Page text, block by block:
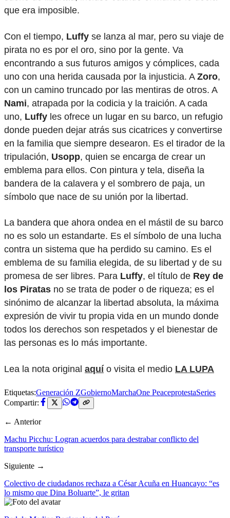
que era imposible.
Con el tiempo, Luffy se lanza al mar, pero su viaje de
pirata no es por el oro, sino por la gente. Va
encontrando a sus futuros amigos y cómplices, cada
uno con una herida causada por la injusticia. A Zoro,
con un camino truncado por las mentiras de otros. A
Nami, atrapada por la codicia y la traición. A cada
uno, Luffy les ofrece un lugar en su barco, un refugio
donde pueden dejar atrás sus cicatrices y convertirse
en la familia que siempre desearon. Es el tirador de la
tripulación, Usopp, quien se encarga de crear un
emblema para ellos. Con pintura y tela, diseña la
bandera de la calavera y el sombrero de paja, un
símbolo que nace de su unión por la libertad.
La bandera que ahora ondea en el mástil de su barco
no es solo un estandarte. Es el símbolo de una lucha
contra un sistema que ha perdido su camino. Es el
emblema de su familia elegida, de su libertad y de su
promesa de ser libres. Para Luffy, el título de Rey de
los Piratas no se trata de poder o de riqueza; es el
sinónimo de alcanzar la libertad absoluta, la máxima
expresión de vivir tu propia vida en un mundo donde
todos los derechos son respetados y el bienestar de
las personas es lo más importante.
Lea la nota original aquío visita el medio LA LUPA
Etiquetas:Generación ZGobiernoMarchaOne PeaceprotestaSeries
Compartir:
← Anterior
Machu Picchu: Logran acuerdos para destrabar conflicto del
transporte turístico
Siguiente →
Colectivo de ciudadanos rechaza a César Acuña en Huancayo: “es
lo mismo que Dina Boluarte”, le gritan